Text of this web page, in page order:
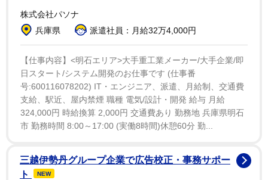
フォロワーからは「ハタチにしか見えん」「かわい
い」「おめでとう」などの声が寄せられた。
冨田アナは1998年5月8日生まれ、茨城県出身。上智
大学卒業、2021年にテレビ東京に入社。「ウイニング競
馬」「所さんの学校では教えてくれないそこんトコ
ロ！」などを担当。
株式会社パソナ
兵庫県
派遣社員：月給32万4,000円
【仕事内容】<明石エリア>大手重工業メーカー/大手企業/即
日スタート/システム開発のお仕事です (仕事番
号:600116078202) IT・エンジニア、派遣、月給制、交通費
支給、駅近、屋内禁煙 職種 電気/設計・開発 給与 月給
324,000円 時給換算 2,000円 交通費あり 勤務地 兵庫県明石
市 勤務時間 8:00～17:00 (実働8時間)休憩60分 勤...
三越伊勢丹グループ企業で広告校正・事務サポー
ト
NEW